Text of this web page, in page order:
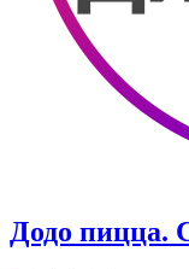
Додо пицца.